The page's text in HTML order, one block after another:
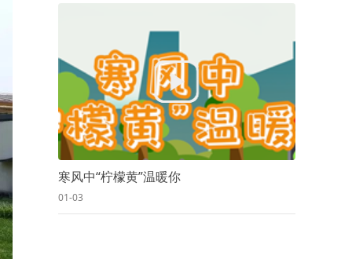
寒风中“柠檬黄”温暖你
01-03